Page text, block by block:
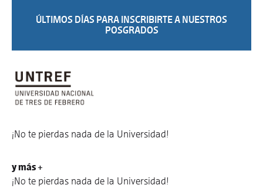
ÚLTIMOS DÍAS PARA INSCRIBIRTE A NUESTROS
POSGRADOS
¡No te pierdas nada de la Universidad!
y más +
¡No te pierdas nada de la Universidad!